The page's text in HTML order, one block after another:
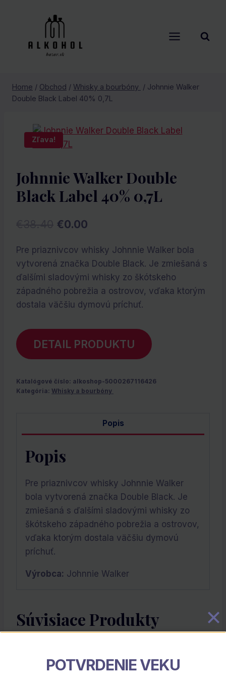
Home / Obchod / Whisky a bourbóny / Johnnie Walker
Double Black Label 40% 0,7L
Zľava!
Johnnie Walker Double
Black Label 40% 0,7L
Pôvodná
bola:
€38.40.
€0.00
je:
€0.00.
Pre priaznivcov whisky Johnnie Walker bola
vytvorená značka Double Black. Je zmiešaná s
ďalšími sladovými whisky zo škótskeho
západného pobrežia a ostrovov, vďaka ktorým
dostala väčšiu dymovú príchuť.
DETAIL PRODUKTU
Katalógové číslo: alkoshop-5000267116426
Kategória: Whisky a bourbóny
Popis
Popis
Pre priaznivcov whisky Johnnie Walker
bola vytvorená značka Double Black. Je
zmiešaná s ďalšími sladovými whisky zo
škótskeho západného pobrežia a ostrovov,
vďaka ktorým dostala väčšiu dymovú
príchuť.
Výrobca: Johnnie Walker
Súvisiace Produkty
POTVRDENIE VEKU